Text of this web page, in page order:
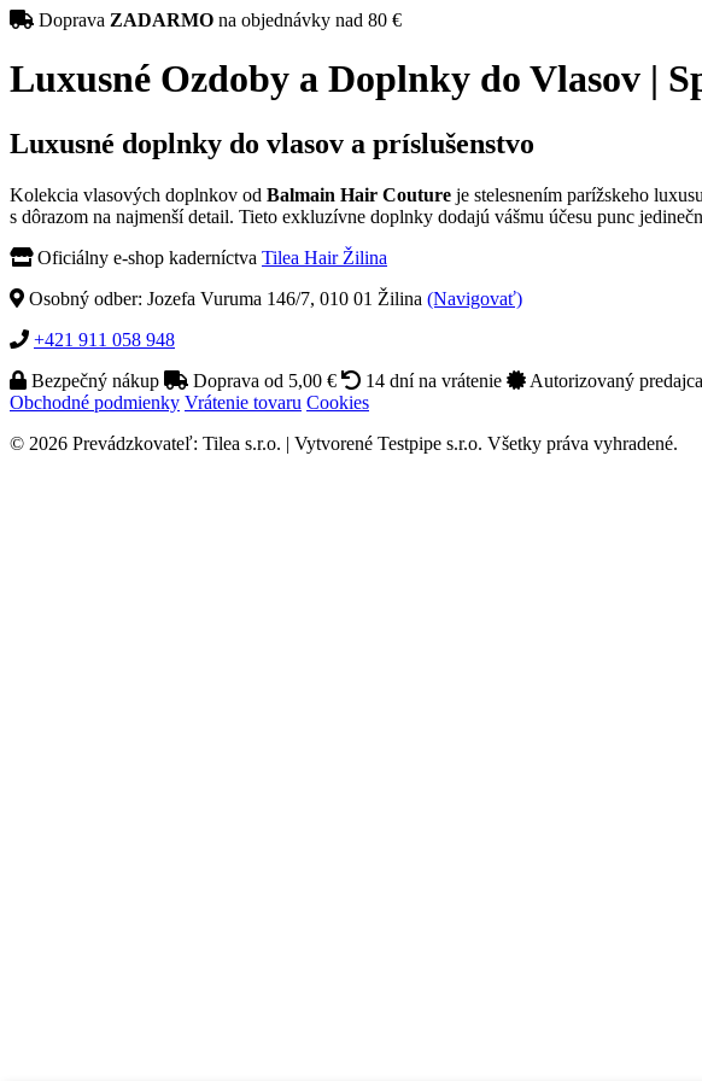
Doprava ZADARMO na objednávky nad 80 €
Luxusné Ozdoby a Doplnky do Vlasov |
Luxusné doplnky do vlasov a príslušenstvo
Kolekcia vlasových doplnkov od Balmain Hair Couture je stelesnením parížskeho
s dôrazom na najmenší detail. Tieto exkluzívne doplnky dodajú vášmu účesu punc
Oficiálny e-shop kaderníctva Tilea Hair Žilina
Osobný odber: Jozefa Vuruma 146/7, 010 01 Žilina (Navigovať)
+421 911 058 948
Bezpečný nákup
Doprava od 5,00 € 14 dní na vrátenie
Autorizovaný predajca
Obchodné podmienky Vrátenie tovaru Cookies
© 2026 Prevádzkovateľ: Tilea s.r.o. | Vytvorené Testpipe s.r.o. Všetky práva vyhradené.